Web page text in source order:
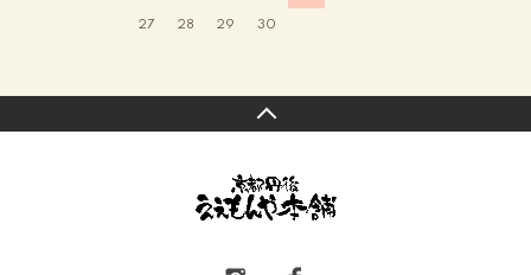
27 28 29 30